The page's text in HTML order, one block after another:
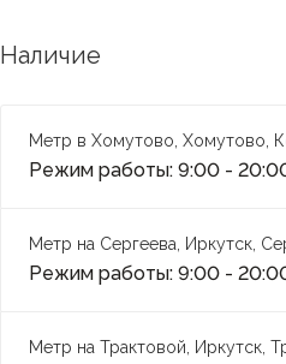
Наличие
Метр в Хомутово, Хомутово,
Режим работы: 9:00 -
Метр на Сергеева, Иркутск,
Режим работы: 9:00 -
Метр на Трактовой, Иркутск,